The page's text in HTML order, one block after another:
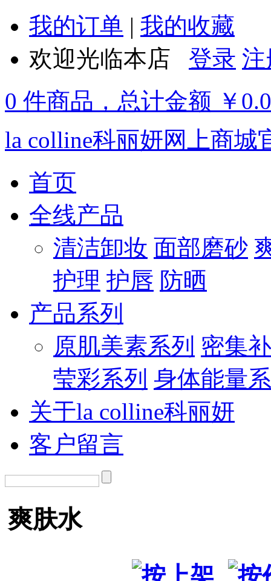
我的订单 | 我的收藏
欢迎光临本店 登录 注
0 件商品，总计金额 ￥
la colline科丽妍网上商城
首页
全线产品
清洁卸妆 面部磨砂
护理 护唇 防晒
产品系列
原肌美素系列 密集
莹彩系列 身体能量
关于la colline科丽妍
客户留言
爽肤水